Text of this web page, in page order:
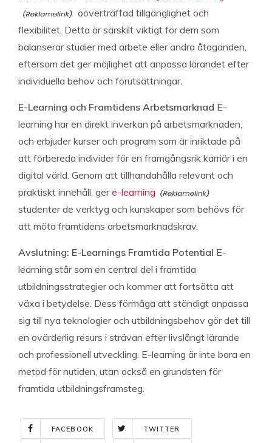
oöverträffad tillgänglighet och
flexibilitet. Detta är särskilt viktigt för dem som
balanserar studier med arbete eller andra åtaganden,
eftersom det ger möjlighet att anpassa lärandet efter
individuella behov och förutsättningar.
E-Learning och Framtidens Arbetsmarknad E-
learning har en direkt inverkan på arbetsmarknaden,
och erbjuder kurser och program som är inriktade på
att förbereda individer för en framgångsrik karriär i en
digital värld. Genom att tillhandahålla relevant och
praktiskt innehåll, gere-learning
studenter de verktyg och kunskaper som behövs för
att möta framtidens arbetsmarknadskrav.
Avslutning: E-Learnings Framtida Potential E-
learning står som en central del i framtida
utbildningsstrategier och kommer att fortsätta att
växa i betydelse. Dess förmåga att ständigt anpassa
sig till nya teknologier och utbildningsbehov gör det till
en ovärderlig resurs i strävan efter livslångt lärande
och professionell utveckling. E-learning är inte bara en
metod för nutiden, utan också en grundsten för
framtida utbildningsframsteg.
FACEBOOK TWITTER